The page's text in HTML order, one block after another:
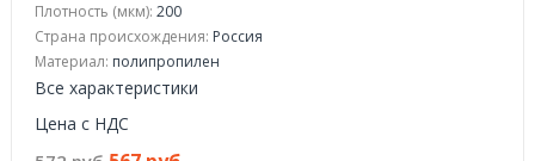
Плотность (мкм): 200
Страна происхождения: Россия
Материал: полипропилен
Все характеристики
Цена с НДС